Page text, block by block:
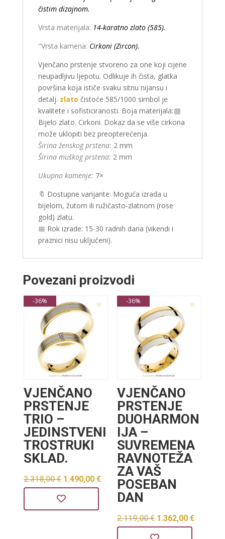
čistim dizajnom.
Vrsta materijala: 14-karatno zlato (585).
"Vrsta kamena: Cirkoni (Zircon).
Vjenčano prstenje stvoreno za one koji cijene
neupadljivu ljepotu. Odlikuje ih čista, glatka
površina koja ističe svaku sitnu nijansu i
detalj. zlato čistoće 585/1000 simbol je
kvalitete i sofisticiranosti. Boja materijala:
Bijelo zlato. Cirkoni. Dokaz da se više cirkona
može uklopiti bez preopterećenja.
Širina ženskog prstena: 2 mm
Širina muškog prstena: 2 mm
Ukupno kamenje: 7×
🔖 Dostupne varijante: Moguća izrada u
bijelom, žutom ili ružičasto-zlatnom (rose
gold) zlatu.
📅 Rok izrade: 15-30 radnih dana (vikendi i
praznici nisu uključeni).
Povezani proizvodi
-36%
VJENČANO
PRSTENJE
TRIO –
JEDINSTVENI
TROSTRUKI
SKLAD.
2.318,00€ Izvorna
cijena
bila
1.490,00 €
Trenutna
cijena
1.490,00 €.
-36%
VJENČANO
PRSTENJE
DUOHARMON
IJA –
SUVREMENA
RAVNOTEŽA
ZA VAŠ
POSEBAN
DAN
2.119,00€ Izvorna
cijena
1.362,00€